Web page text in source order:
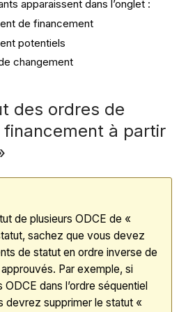
apparaissent dans l’onglet :
de financement
potentiels
changement
des ordres de
à partir
de plusieurs ODCE de «
sachez que vous devez
de statut en ordre inverse de
Par exemple, si
dans l’ordre séquentiel
supprimer le statut «